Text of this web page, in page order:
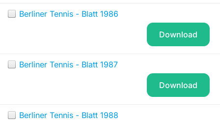
Berliner Tennis - Blatt 1986
Download
Berliner Tennis - Blatt 1987
Download
Berliner Tennis - Blatt 1988